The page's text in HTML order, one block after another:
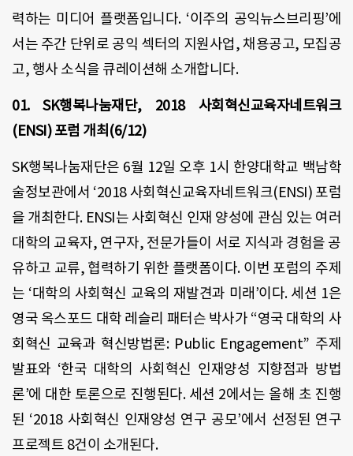
력하는 미디어 플랫폼입니다. ‘이주의 공익뉴스브리핑’에
서는 주간 단위로 공익 섹터의 지원사업, 채용공고, 모집공
고, 행사 소식을 큐레이션해 소개합니다.
01. SK행복나눔재단, 2018 사회혁신교육자네트워크
(ENSI) 포럼 개최(6/12)
SK행복나눔재단은 6월 12일 오후 1시 한양대학교 백남학
술정보관에서 ‘2018 사회혁신교육자네트워크(ENSI) 포럼
을 개최한다. ENSI는 사회혁신 인재 양성에 관심 있는 여러
대학의 교육자, 연구자, 전문가들이 서로 지식과 경험을 공
유하고 교류, 협력하기 위한 플랫폼이다. 이번 포럼의 주제
는 ‘대학의 사회혁신 교육의 재발견과 미래’이다. 세션 1은
영국 옥스포드 대학 레슬리 패터슨 박사가 “영국 대학의 사
회혁신 교육과 혁신방법론: Public Engagement” 주제
발표와 ‘한국 대학의 사회혁신 인재양성 지향점과 방법
론’에 대한 토론으로 진행된다. 세션 2에서는 올해 초 진행
된 ‘2018 사회혁신 인재양성 연구 공모’에서 선정된 연구
프로젝트 8건이 소개된다.